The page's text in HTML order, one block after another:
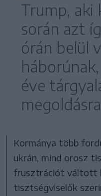
Trump, aki
során azt
órán belül
éve
Kormánya több
ukrán, mind orosz
frusztrációt váltott
tisztségviselők